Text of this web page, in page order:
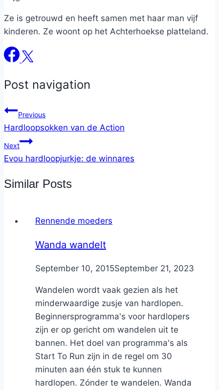
Ze is getrouwd en heeft samen met haar man vijf
kinderen. Ze woont op het Achterhoekse platteland.
Post navigation
Previous
Hardloopsokken van de Action
Next
Evou hardloopjurkje: de winnares
Similar Posts
Rennende moeders
Wanda wandelt
ByNicole
September 10, 2015September 21, 2023
Wandelen wordt vaak gezien als het
minderwaardige zusje van hardlopen.
Beginnersprogramma's voor hardlopers
zijn er op gericht om wandelen uit te
bannen. Het doel van programma's als
Start To Run zijn in de regel om 30
minuten aan één stuk te kunnen
hardlopen. Zónder te wandelen. Wanda